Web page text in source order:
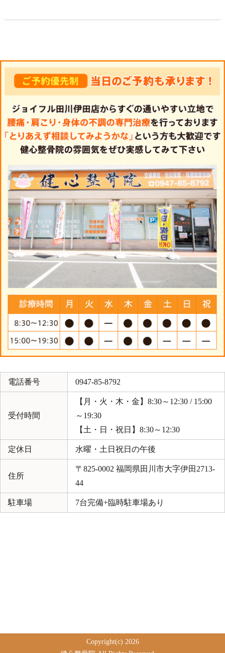
電話番号 0947-85-8792
受付時間
【月・火・木・金】8:30～12:30 / 15:00
～19:30
【土・日・祝日】8:30～12:30
定休日 水曜・土日祝日の午後
住所
〒825-0002 福岡県田川市大字伊田2713-
44
駐車場 7台完備+臨時駐車場あり
Copyright(c) 2026